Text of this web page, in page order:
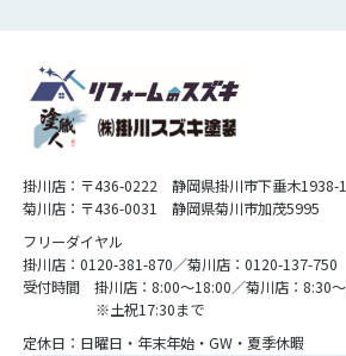
掛川店：〒436-0222 静岡県掛川市下垂木1938-1
菊川店：〒436-0031 静岡県菊川市加茂5995
フリーダイヤル
掛川店：0120-381-870／菊川店：0120-137-750
受付時間 掛川店：8:00〜18:00／菊川店：8:30
※土祝17:30まで
定休日：日曜日・年末年始・GW・夏季休暇